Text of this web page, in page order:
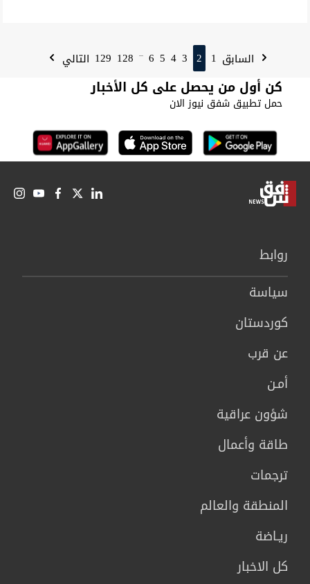
السابق 1
2
3
4
5
6
...
128
129 التالي
كن أول من يحصل على كل الأخبار
حمل تطبيق شفق نيوز الان
روابط
سیاسة
كوردستان
عن قرب
أمـن
شؤون عراقية
طاقة وأعمال
ترجمات
المنطقة والعالم
ريـاضة
كل الاخبار